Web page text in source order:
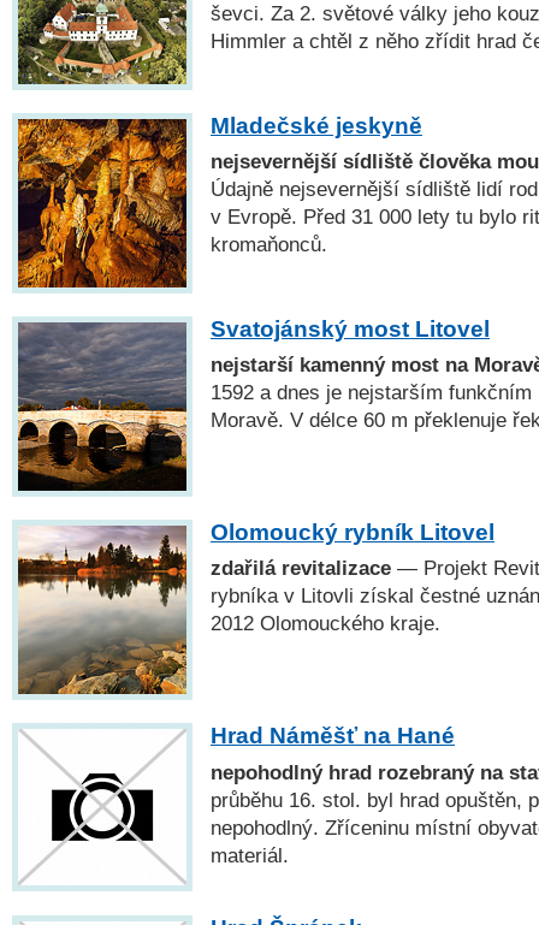
ševci. Za 2. světové války jeho
Himmler a chtěl z něho zřídit hrad
Mladečské jeskyně
nejsevernější sídliště člověka
Údajně nejsevernější sídliště lidí
v Evropě. Před 31 000 lety tu bylo
kromaňonců.
Svatojánský most Litovel
nejstarší kamenný most na
1592 a dnes je nejstarším
Moravě. V délce 60 m překlenuje
Olomoucký rybník Litovel
zdařilá revitalizace — Projekt
rybníka v Litovli získal čestné
2012 Olomouckého kraje.
Hrad Náměšť na Hané
nepohodlný hrad rozebraný na
průběhu 16. stol. byl hrad opuštěn,
nepohodlný. Zříceninu místní
materiál.